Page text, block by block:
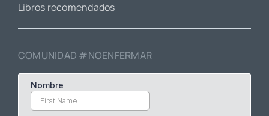
Libros recomendados
COMUNIDAD #NOENFERMAR